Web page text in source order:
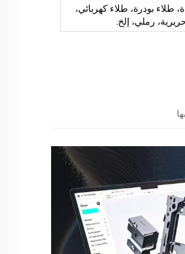
طلاء بودرة، طلاء كهربائي،
رملي، إلخ.